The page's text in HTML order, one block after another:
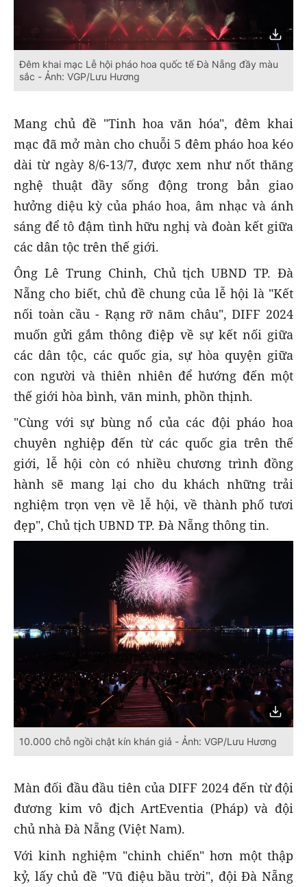
Đêm khai mạc Lễ hội pháo hoa quốc tế Đà Nẵng đầy màu
sắc - Ảnh: VGP/Lưu Hương
Mang chủ đề "Tinh hoa văn hóa", đêm khai
mạc đã mở màn cho chuỗi 5 đêm pháo hoa kéo
dài từ ngày 8/6-13/7, được xem như nốt thăng
nghệ thuật đầy sống động trong bản giao
hưởng diệu kỳ của pháo hoa, âm nhạc và ánh
sáng để tô đậm tình hữu nghị và đoàn kết giữa
các dân tộc trên thế giới.
Ông Lê Trung Chinh, Chủ tịch UBND TP. Đà
Nẵng cho biết, chủ đề chung của lễ hội là "Kết
nối toàn cầu - Rạng rỡ năm châu", DIFF 2024
muốn gửi gắm thông điệp về sự kết nối giữa
các dân tộc, các quốc gia, sự hòa quyện giữa
con người và thiên nhiên để hướng đến một
thế giới hòa bình, văn minh, phồn thịnh.
"Cùng với sự bùng nổ của các đội pháo hoa
chuyên nghiệp đến từ các quốc gia trên thế
giới, lễ hội còn có nhiều chương trình đồng
hành sẽ mang lại cho du khách những trải
nghiệm trọn vẹn về lễ hội, về thành phố tươi
đẹp", Chủ tịch UBND TP. Đà Nẵng thông tin.
10.000 chỗ ngồi chật kín khán giả - Ảnh: VGP/Lưu Hương
Màn đối đầu đầu tiên của DIFF 2024 đến từ đội
đương kim vô địch ArtEventia (Pháp) và đội
chủ nhà Đà Nẵng (Việt Nam).
Với kinh nghiệm "chinh chiến" hơn một thập
kỷ, lấy chủ đề "Vũ điệu bầu trời", đội Đà Nẵng